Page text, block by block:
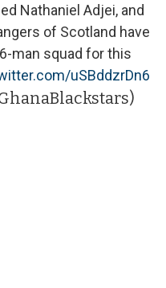
Nathaniel Adjei, and
of Scotland have
man squad for this
uSBddzrDn6